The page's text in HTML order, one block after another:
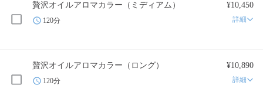
贅沢オイルアロマカラー（ミディアム） ¥10,450
120分 詳細
贅沢オイルアロマカラー（ロング） ¥10,890
120分 詳細